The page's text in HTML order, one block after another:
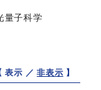
量子科学
表示 ／非表示 】